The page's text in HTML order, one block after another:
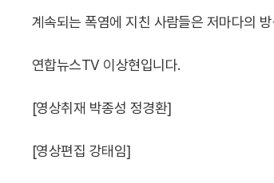
계속되는 폭염에 지친 사람들은 저마다의
연합뉴스TV 이상현입니다.
[영상취재 박종성 정경환]
[영상편집 강태임]